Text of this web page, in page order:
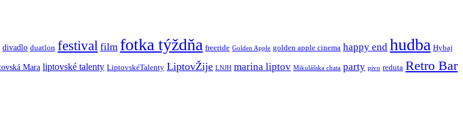
divadlo duatlon festival film fotka týždňa freeride Golden Apple golden apple cinema happy end hudba Hybaj
Mara liptovské talenty LiptovskéTalenty LiptovŽije LNJH marina liptov Mikulášska chata party pivo reduta Retro Bar